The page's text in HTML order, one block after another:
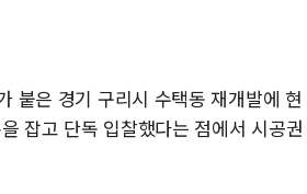
롯데백화점, 앰배서
한수원 "폭염 속 전력
박형수 의원 '선관위
장동혁, 李 대통령에
붙은 경기 구리시 수택동 재개발에 현
잡고 단독 입찰했다는 점에서 시공권